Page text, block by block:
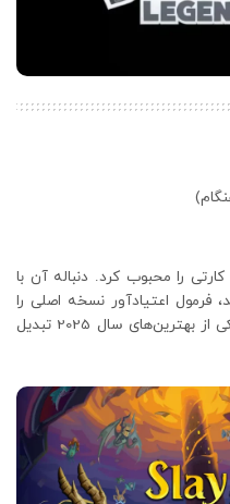
را محبوب کرد. دنباله آن با
اعتیادآور نسخه اصلی را
حفظ کرده است. احتمالاً این بازی به یکی از بهترین‌های سال 2025 تبدیل